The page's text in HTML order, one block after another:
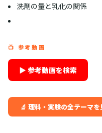
洗剤の量と乳化の関係
📺 参考動画
▶ 参考動画を検索
🔬 理科・実験の全テーマを